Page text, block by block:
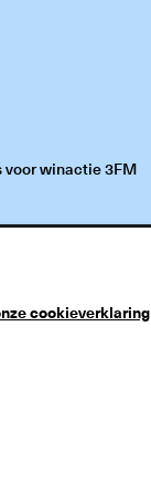
cookieverklaring
voor winactie 3FM